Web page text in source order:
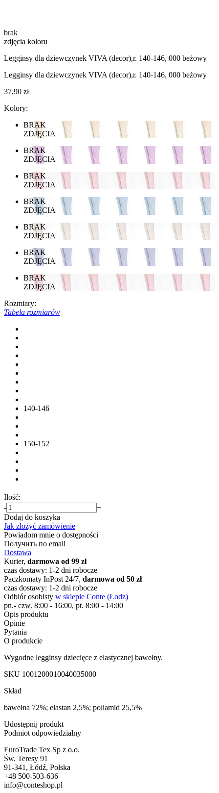
brak
zdjęcia koloru
Legginsy dla dziewczynek VIVA (decor),r. 140-146, 000 beżowy
Legginsy dla dziewczynek VIVA (decor),r. 140-146, 000 beżowy
37,90 zł
Kolory:
BRAK
ZDJĘCIA
BRAK
ZDJĘCIA
BRAK
ZDJĘCIA
BRAK
ZDJĘCIA
BRAK
ZDJĘCIA
BRAK
ZDJĘCIA
BRAK
ZDJĘCIA
Rozmiary:
Tabela rozmiarów
140-146
150-152
Ilość:
-
+
Dodaj do koszyka
Jak złożyć zamówienie
Powiadom mnie o dostępności
Получить по email
Dostawa
Kurier, darmowa od 99 zł
czas dostawy: 1-2 dni robocze
Paczkomaty InPost 24/7, darmowa od 50 zł
czas dostawy: 1-2 dni robocze
Odbiór osobisty w sklepie Conte (Łodz)
pn.- czw. 8:00 - 16:00, pt. 8:00 - 14:00
Opis produktu
Opinie
Pytania
O produkcie
Wygodne legginsy dziecięce z elastycznej bawełny.
SKU 1001200010040035000
Skład
bawełna 72%; elastan 2,5%; poliamid 25,5%
Udostępnij produkt
Podmiot odpowiedzialny
EuroTrade Tex Sp z o.o.
Św. Teresy 91
91-341, Łódź, Polska
+48 500-503-636
info@conteshop.pl